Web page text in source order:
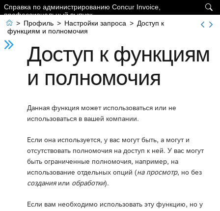

Справка по администрированию Concur Invoice,
профессиональный выпуск
 > Профиль > Настройки запроса > Доступ к
функциям и полномочия
Доступ к функциям
и полномочия
Данная функция может использоваться или не
использоваться в вашей компании.
Если она используется, у вас могут быть, а могут и
отсутствовать полномочия на доступ к ней. У вас могут
быть ограниченные полномочия, например, на
использование отдельных опций (на просмотр, но без
созданияили обработки).
Если вам необходимо использовать эту функцию, но у